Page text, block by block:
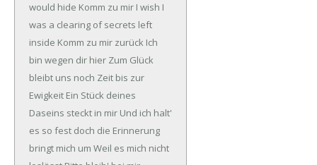
would hide Komm zu mir I wish I
was a clearing of secrets left
inside Komm zu mir zurück Ich
bin wegen dir hier Zum Glück
bleibt uns noch Zeit bis zur
Ewigkeit Ein Stück deines
Daseins steckt in mir Und ich halt'
es so fest doch die Erinnerung
bringt mich um Weil es mich nicht